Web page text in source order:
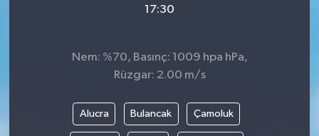
17:30
Nem: %70, Basınç: 1009 hpa hPa,
Rüzgar: 2.00 m/s
Alucra Bulancak Çamoluk